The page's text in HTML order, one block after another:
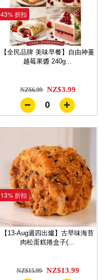
43% 折扣
【全民品牌 美味早餐】自由神蔓
越莓果醬 240g...
NZ$6.99 NZ$3.99
0
13% 折扣
【13-Aug週四出爐】古早味海苔
肉松蛋糕捲盒子(...
NZ$15.99 NZ$13.99